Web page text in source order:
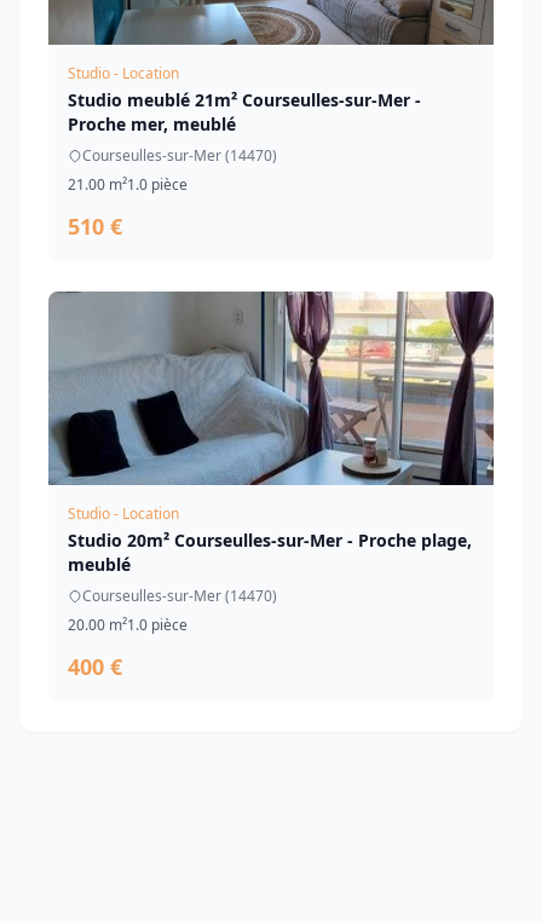
Studio - Location
Studio meublé 21m² Courseulles-sur-Mer -
Proche mer, meublé
Courseulles-sur-Mer (14470)
21.00 m²1.0 pièce
510 €
Studio - Location
Studio 20m² Courseulles-sur-Mer - Proche plage,
meublé
Courseulles-sur-Mer (14470)
20.00 m²1.0 pièce
400 €